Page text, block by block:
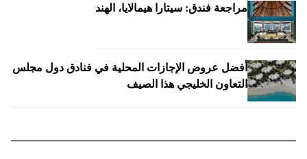
مراجعة فندق: سيتارا هيمالايا، الهند
أفضل عروض الإجازات المحلية في فنادق دول مجلس
التعاون الخليجي هذا الصيف